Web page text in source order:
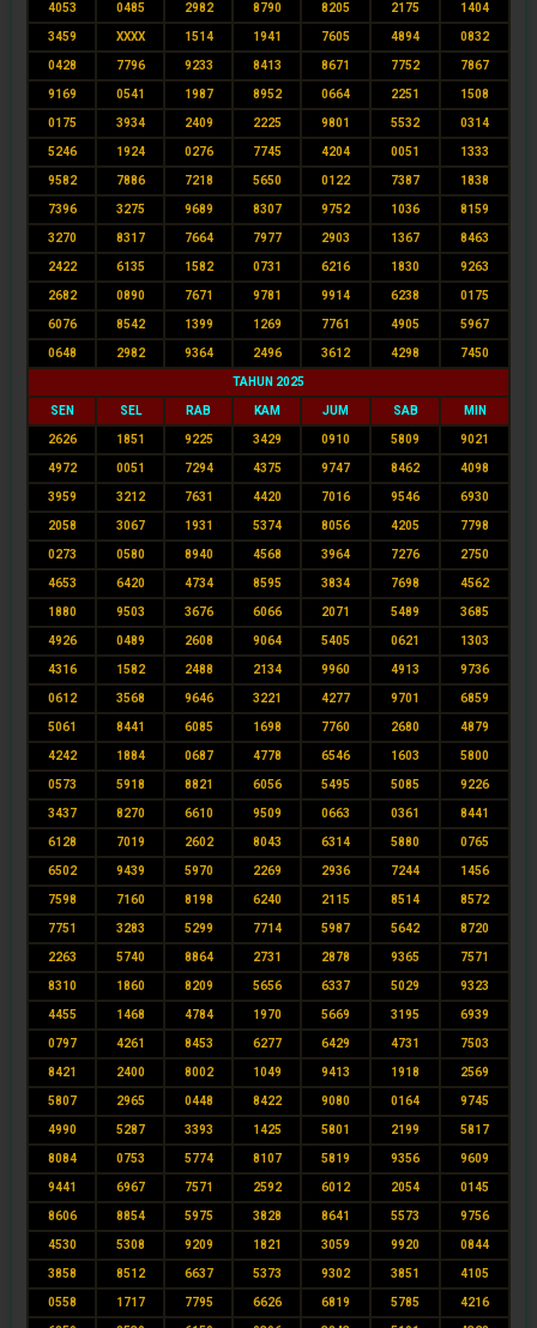
4053 0485 2982 8790 8205 2175 1404
3459 XXXX 1514 1941 7605 4894 0832
0428 7796 9233 8413 8671 7752 7867
9169 0541 1987 8952 0664 2251 1508
0175 3934 2409 2225 9801 5532 0314
5246 1924 0276 7745 4204 0051 1333
9582 7886 7218 5650 0122 7387 1838
7396 3275 9689 8307 9752 1036 8159
3270 8317 7664 7977 2903 1367 8463
2422 6135 1582 0731 6216 1830 9263
2682 0890 7671 9781 9914 6238 0175
6076 8542 1399 1269 7761 4905 5967
0648 2982 9364 2496 3612 4298 7450
TAHUN 2025
SEN SEL RAB KAM JUM SAB MIN
2626 1851 9225 3429 0910 5809 9021
4972 0051 7294 4375 9747 8462 4098
3959 3212 7631 4420 7016 9546 6930
2058 3067 1931 5374 8056 4205 7798
0273 0580 8940 4568 3964 7276 2750
4653 6420 4734 8595 3834 7698 4562
1880 9503 3676 6066 2071 5489 3685
4926 0489 2608 9064 5405 0621 1303
4316 1582 2488 2134 9960 4913 9736
0612 3568 9646 3221 4277 9701 6859
5061 8441 6085 1698 7760 2680 4879
4242 1884 0687 4778 6546 1603 5800
0573 5918 8821 6056 5495 5085 9226
3437 8270 6610 9509 0663 0361 8441
6128 7019 2602 8043 6314 5880 0765
6502 9439 5970 2269 2936 7244 1456
7598 7160 8198 6240 2115 8514 8572
7751 3283 5299 7714 5987 5642 8720
2263 5740 8864 2731 2878 9365 7571
8310 1860 8209 5656 6337 5029 9323
4455 1468 4784 1970 5669 3195 6939
0797 4261 8453 6277 6429 4731 7503
8421 2400 8002 1049 9413 1918 2569
5807 2965 0448 8422 9080 0164 9745
4990 5287 3393 1425 5801 2199 5817
8084 0753 5774 8107 5819 9356 9609
9441 6967 7571 2592 6012 2054 0145
8606 8854 5975 3828 8641 5573 9756
4530 5308 9209 1821 3059 9920 0844
3858 8512 6637 5373 9302 3851 4105
0558 1717 7795 6626 6819 5785 4216